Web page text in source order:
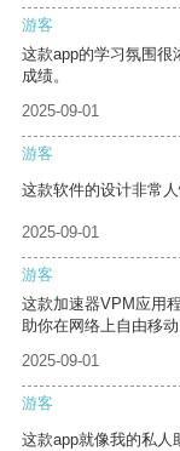
游客
这款app的学习氛围很
成绩。
2025-09-01
游客
这款软件的设计非常
2025-09-01
游客
这款加速器VPM应用
助你在网络上自由移动
2025-09-01
游客
这款app就像我的私人